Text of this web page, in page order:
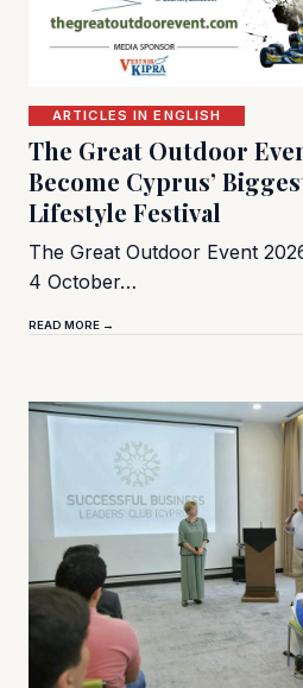
ARTICLES IN ENGLISH
The Great Outdoor
Become Cyprus’
Lifestyle Festival
The Great Outdoor Event
4 October…
READ MORE →